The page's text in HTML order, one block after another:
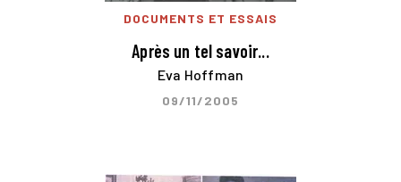
DOCUMENTS ET ESSAIS
Après un tel savoir...
Eva Hoffman
09/11/2005